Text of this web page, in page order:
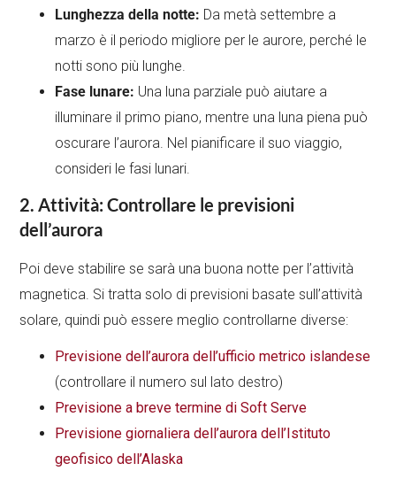
Lunghezza della notte: Da metà settembre a
marzo è il periodo migliore per le aurore, perché le
notti sono più lunghe.
Fase lunare: Una luna parziale può aiutare a
illuminare il primo piano, mentre una luna piena può
oscurare l’aurora. Nel pianificare il suo viaggio,
consideri le fasi lunari.
2. Attività: Controllare le previsioni
dell’aurora
Poi deve stabilire se sarà una buona notte per l’attività
magnetica. Si tratta solo di previsioni basate sull’attività
solare, quindi può essere meglio controllarne diverse:
Previsione dell’aurora dell’ufficio metrico islandese
(controllare il numero sul lato destro)
Previsione a breve termine di Soft Serve
Previsione giornaliera dell’aurora dell’Istituto
geofisico dell’Alaska